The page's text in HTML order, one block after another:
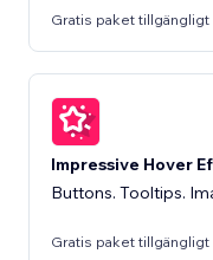
Gratis paket tillgängligt
Impressive Hover
Buttons. Tooltips.
Gratis paket tillgängligt